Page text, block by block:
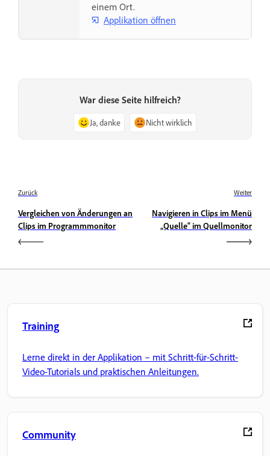
einem Ort.
Applikation öffnen
War diese Seite hilfreich?
Ja, danke Nicht wirklich
Zurück
Vergleichen von Änderungen an
Clips im Programmmonitor
Weiter
Navigieren in Clips im Menü
„Quelle“ im Quellmonitor
Training
Lerne direkt in der Applikation – mit Schritt-für-Schritt-
Video-Tutorials und praktischen Anleitungen.
Community